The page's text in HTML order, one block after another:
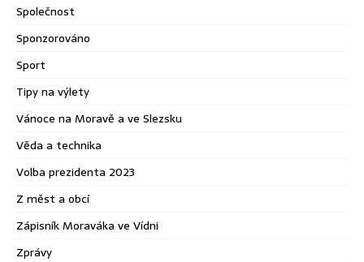
Společnost
Sponzorováno
Sport
Tipy na výlety
Vánoce na Moravě a ve Slezsku
Věda a technika
Volba prezidenta 2023
Z měst a obcí
Zápisník Moraváka ve Vídni
Zprávy